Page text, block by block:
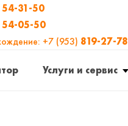
54-31-50
54-05-50
+7 (953) 819-27-78
Услуги и сервис